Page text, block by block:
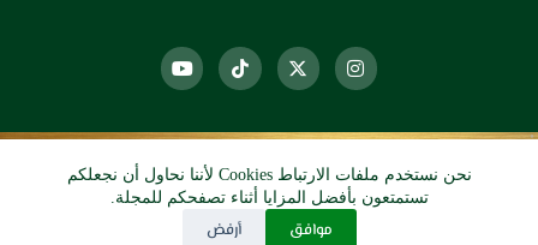
نحن نستخدم ملفات الارتباط Cookies لأننا نحاول أن نجعلكم
تستمتعون بأفضل المزايا أثناء تصفحكم للمجلة.
موافق أرفض
© 2026 دي آرو الرقمي